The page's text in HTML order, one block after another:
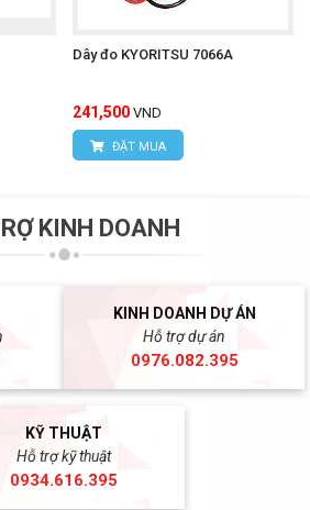
Dây đo KYORITSU 7066A
241,500 VND
ĐẶT MUA
KINH DOANH
KINH DOANH DỰ ÁN
Hỗ trợ dự án
0976.082.395
KỸ THUẬT
Hỗ trợ kỹ thuật
0934.616.395